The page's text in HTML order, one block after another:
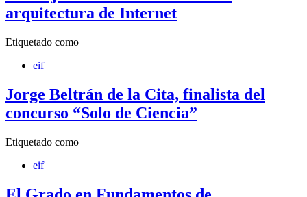
arquitectura de Internet
Etiquetado como
eif
Jorge Beltrán de la Cita, finalista del
concurso “Solo de Ciencia”
Etiquetado como
eif